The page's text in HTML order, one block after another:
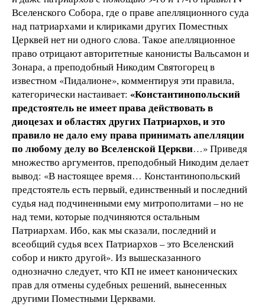
Вселенского Собора, где о праве апелляционного суда
над патриархами и клириками других Поместных
Церквей нет ни одного слова. Такое апелляционное
право отрицают авторитетные канонисты Вальсамон и
Зонара, а преподобный Никодим Святогорец в
известном «Пидалионе», комментируя эти правила,
категорически настаивает: «Константинопольский
предстоятель не имеет права действовать в
диоцезах и областях других Патриархов, и это
правило не дало ему права принимать апелляции
по любому делу во Вселенской Церкви…» Приведя
множество аргументов, преподобный Никодим делает
вывод: «В настоящее время… Константинопольский
предстоятель есть первый, единственный и последний
судья над подчиненными ему митрополитами – но не
над теми, которые подчиняются остальным
Патриархам. Ибо, как мы сказали, последний и
всеобщий судья всех Патриархов – это Вселенский
собор и никто другой». Из вышесказанного
однозначно следует, что КП не имеет канонических
прав для отмены судебных решений, вынесенных
другими Поместными Церквами.